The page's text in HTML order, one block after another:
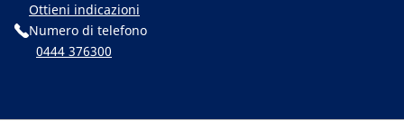
Ottieni indicazioni
Numero di telefono
0444 376300